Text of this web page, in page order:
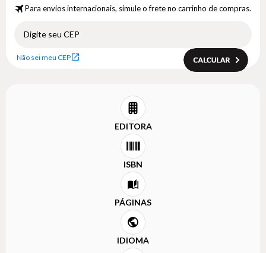
Para envios internacionais, simule o frete no carrinho de compras.
Não sei meu CEP
EDITORA
ISBN
PÁGINAS
IDIOMA